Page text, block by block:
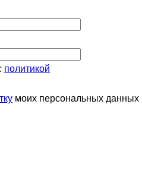
политикой
моих персональных данных